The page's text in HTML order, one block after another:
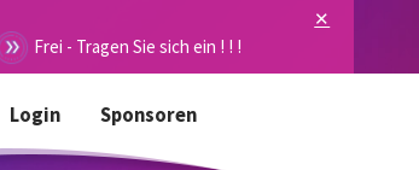
Login Sponsoren
✕
Frei - Tragen Sie sich ein ! ! !